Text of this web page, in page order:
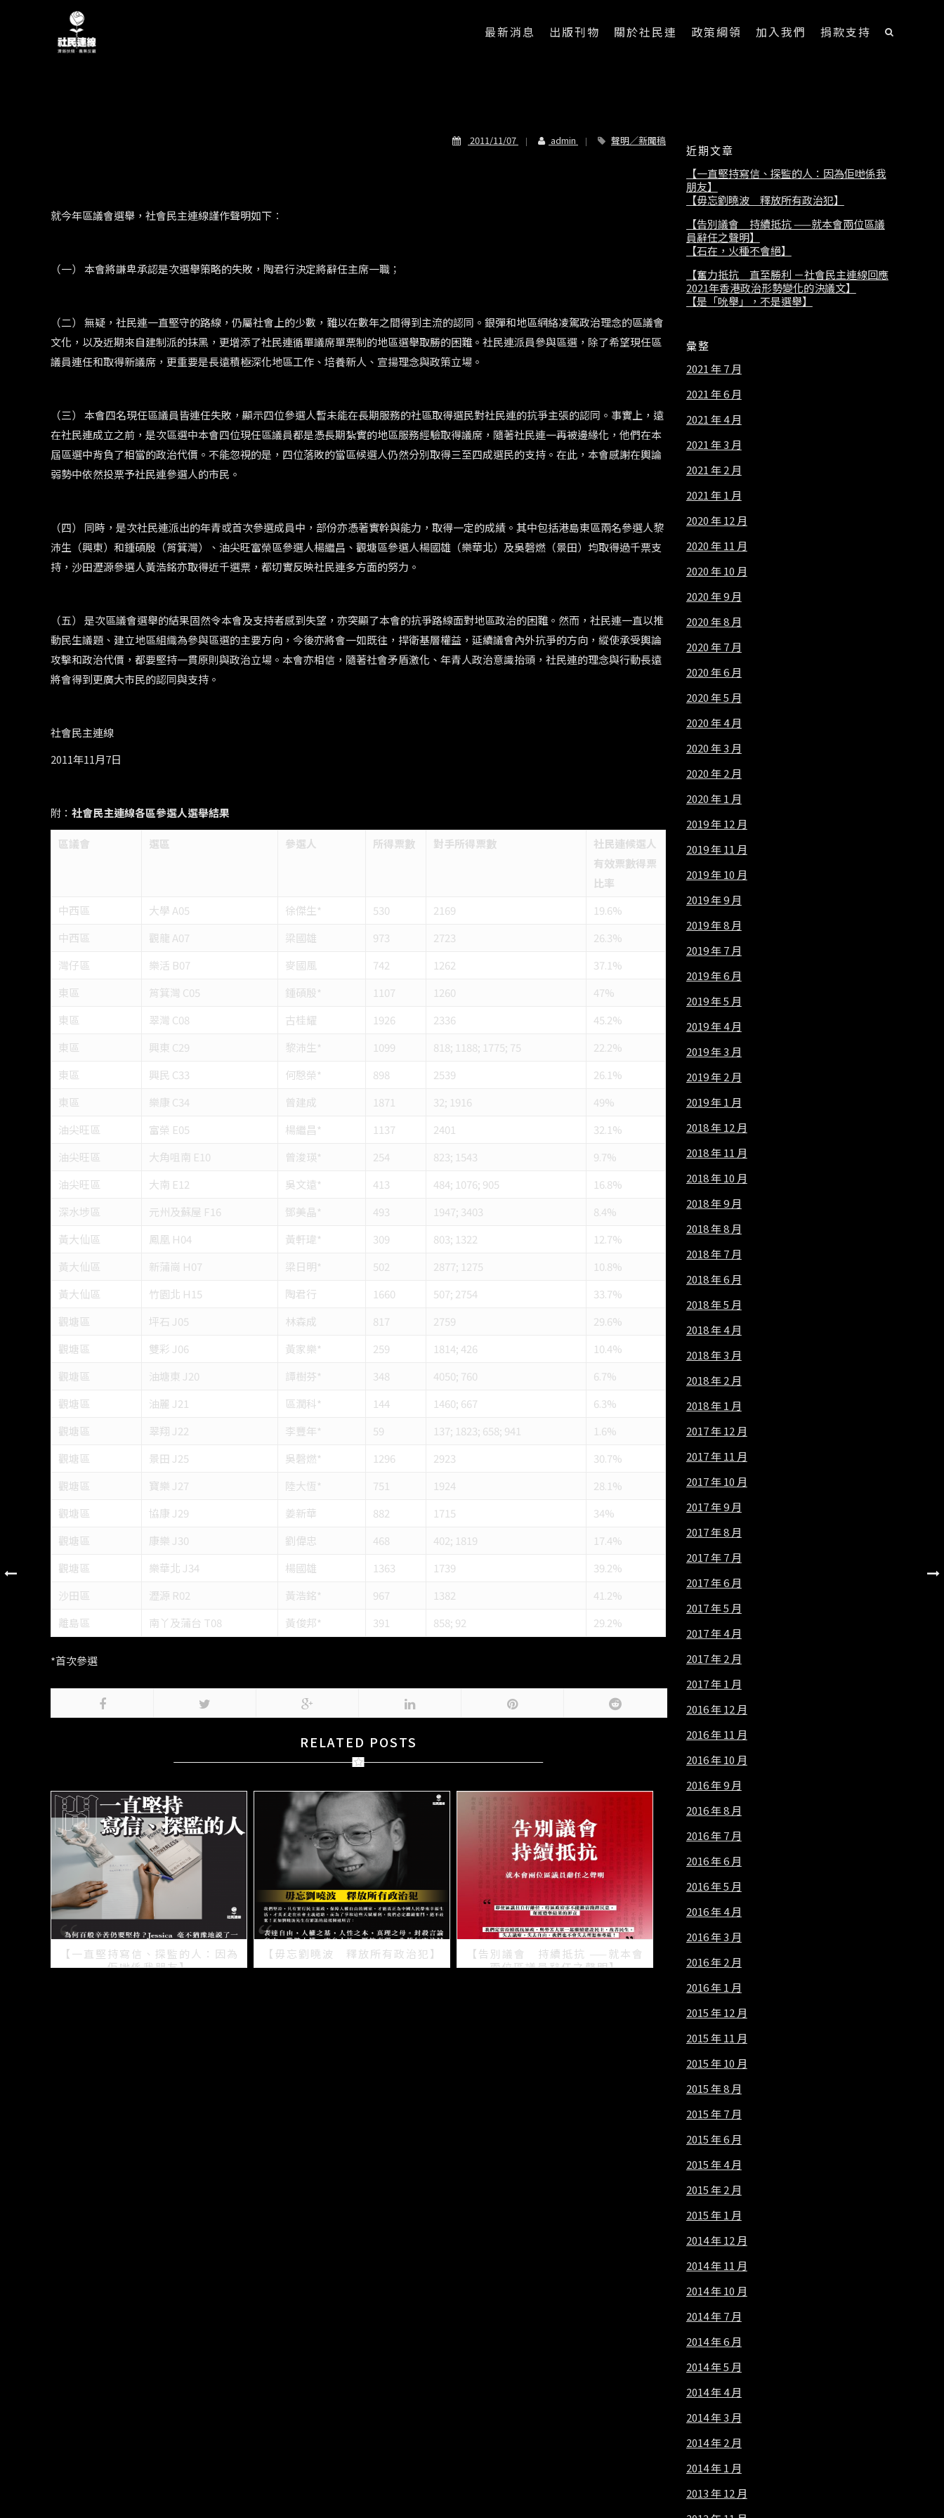
最新消息 出版刊物 關於社民連 政策綱領 加入我們 捐款支持
2011/11/07 admin 聲明／新聞稿
就今年區議會選舉，社會民主連線謹作聲明如下︰
（一） 本會將謙卑承認是次選舉策略的失敗，陶君行決定將辭任主席一職；
（二） 無疑，社民連一直堅守的路線，仍屬社會上的少數，難以在數年之間得到主流的認同。銀彈和地區網絡凌駕政治理念的區議會
文化，以及近期來自建制派的抹黑，更增添了社民連循單議席單票制的地區選舉取勝的困難。社民連派員參與區選，除了希望現任區
議員連任和取得新議席，更重要是長遠積極深化地區工作、培養新人、宣揚理念與政策立場。
（三） 本會四名現任區議員皆連任失敗，顯示四位參選人暫未能在長期服務的社區取得選民對社民連的抗爭主張的認同。事實上，遠
在社民連成立之前，是次區選中本會四位現任區議員都是憑長期紮實的地區服務經驗取得議席，隨著社民連一再被邊緣化，他們在本
屆區選中背負了相當的政治代價。不能忽視的是，四位落敗的當區候選人仍然分別取得三至四成選民的支持。在此，本會感謝在輿論
弱勢中依然投票予社民連參選人的市民。
（四） 同時，是次社民連派出的年青或首次參選成員中，部份亦憑著實幹與能力，取得一定的成績。其中包括港島東區兩名參選人黎
沛生（興東）和鍾碩殷（筲箕灣）、油尖旺富榮區參選人楊繼昌、觀塘區參選人楊國雄（樂華北）及吳磬燃（景田）均取得過千票支
持，沙田瀝源參選人黃浩銘亦取得近千選票，都切實反映社民連多方面的努力。
（五） 是次區議會選舉的結果固然令本會及支持者感到失望，亦突顯了本會的抗爭路線面對地區政治的困難。然而，社民連一直以推
動民生議題、建立地區組織為參與區選的主要方向，今後亦將會一如既往，捍衛基層權益，延續議會內外抗爭的方向，縱使承受輿論
攻擊和政治代價，都要堅持一貫原則與政治立場。本會亦相信，隨著社會矛盾激化、年青人政治意識抬頭，社民連的理念與行動長遠
將會得到更廣大市民的認同與支持。
社會民主連線
2011年11月7日
附： 社會民主連線各區參選人選舉結果
區議會 選區 參選人 所得票數 對手所得票數
社民連候選人
有效票數得票
比率
中西區
大學 A05 徐傑生* 530 2169
19.6%
中西區
觀龍 A07 梁國雄 973 2723
26.3%
灣仔區
樂活 B07 麥國風 742 1262
37.1%
東區
筲箕灣 C05 鍾碩殷* 1107 1260
47%
東區
翠灣 C08 古桂耀 1926 2336
45.2%
東區
興東 C29 黎沛生* 1099 818; 1188; 1775; 75
22.2%
東區
興民 C33 何慇榮* 898 2539
26.1%
東區
樂康 C34 曾建成 1871 32; 1916
49%
油尖旺區
富榮 E05 楊繼昌* 1137 2401
32.1%
油尖旺區
大角咀南 E10 曾浚瑛* 254 823; 1543
9.7%
油尖旺區
大南 E12 吳文遠* 413 484; 1076; 905
16.8%
深水埗區
元州及蘇屋 F16 鄧美晶* 493 1947; 3403
8.4%
黃大仙區
鳳凰 H04 黃軒瑋* 309 803; 1322
12.7%
黃大仙區
新蒲崗 H07 梁日明* 502 2877; 1275
10.8%
黃大仙區
竹園北 H15 陶君行 1660 507; 2754
33.7%
觀塘區
坪石 J05 林森成 817 2759
29.6%
觀塘區
雙彩 J06 黃家樂* 259 1814; 426
10.4%
觀塘區
油塘東 J20 譚樹芬* 348 4050; 760
6.7%
觀塘區
油麗 J21 區潤科* 144 1460; 667
6.3%
觀塘區
翠翔 J22 李豐年* 59 137; 1823; 658; 941
1.6%
觀塘區
景田 J25 吳磬燃* 1296 2923
30.7%
觀塘區
寶樂 J27 陸大恆* 751 1924
28.1%
觀塘區
協康 J29 姜新華 882 1715
34%
觀塘區
康樂 J30 劉偉忠 468 402; 1819
17.4%
觀塘區
樂華北 J34 楊國雄 1363 1739
39.2%
沙田區
瀝源 R02 黃浩銘* 967 1382
41.2%
離島區
南丫及蒲台 T08 黃俊邦* 391 858; 92 29.2%
*首次參選
RELATED POSTS
【一直堅持寫信、探監的人：因為
佢哋係我朋友】
【毋忘劉曉波 釋放所有政治犯】
【告別議會 持續抵抗 ——就本會
兩位區議員辭任之聲明】
近期文章
【一直堅持寫信、探監的人：因為佢哋係我
朋友】
【毋忘劉曉波 釋放所有政治犯】
【告別議會 持續抵抗 ——就本會兩位區議
員辭任之聲明】
【石在，火種不會絕】
【奮力抵抗 直至勝利 －社會民主連線回應
2021年香港政治形勢變化的決議文】
【是「吮舉」，不是選舉】
彙整
2021 年 7 月
2021 年 6 月
2021 年 4 月
2021 年 3 月
2021 年 2 月
2021 年 1 月
2020 年 12 月
2020 年 11 月
2020 年 10 月
2020 年 9 月
2020 年 8 月
2020 年 7 月
2020 年 6 月
2020 年 5 月
2020 年 4 月
2020 年 3 月
2020 年 2 月
2020 年 1 月
2019 年 12 月
2019 年 11 月
2019 年 10 月
2019 年 9 月
2019 年 8 月
2019 年 7 月
2019 年 6 月
2019 年 5 月
2019 年 4 月
2019 年 3 月
2019 年 2 月
2019 年 1 月
2018 年 12 月
2018 年 11 月
2018 年 10 月
2018 年 9 月
2018 年 8 月
2018 年 7 月
2018 年 6 月
2018 年 5 月
2018 年 4 月
2018 年 3 月
2018 年 2 月
2018 年 1 月
2017 年 12 月
2017 年 11 月
2017 年 10 月
2017 年 9 月
2017 年 8 月
2017 年 7 月
2017 年 6 月
2017 年 5 月
2017 年 4 月
2017 年 2 月
2017 年 1 月
2016 年 12 月
2016 年 11 月
2016 年 10 月
2016 年 9 月
2016 年 8 月
2016 年 7 月
2016 年 6 月
2016 年 5 月
2016 年 4 月
2016 年 3 月
2016 年 2 月
2016 年 1 月
2015 年 12 月
2015 年 11 月
2015 年 10 月
2015 年 8 月
2015 年 7 月
2015 年 6 月
2015 年 4 月
2015 年 2 月
2015 年 1 月
2014 年 12 月
2014 年 11 月
2014 年 10 月
2014 年 7 月
2014 年 6 月
2014 年 5 月
2014 年 4 月
2014 年 3 月
2014 年 2 月
2014 年 1 月
2013 年 12 月